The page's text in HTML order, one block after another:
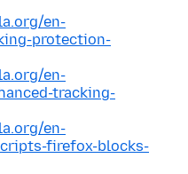
en-
protection-
en-
tracking-
en-
firefox-blocks-